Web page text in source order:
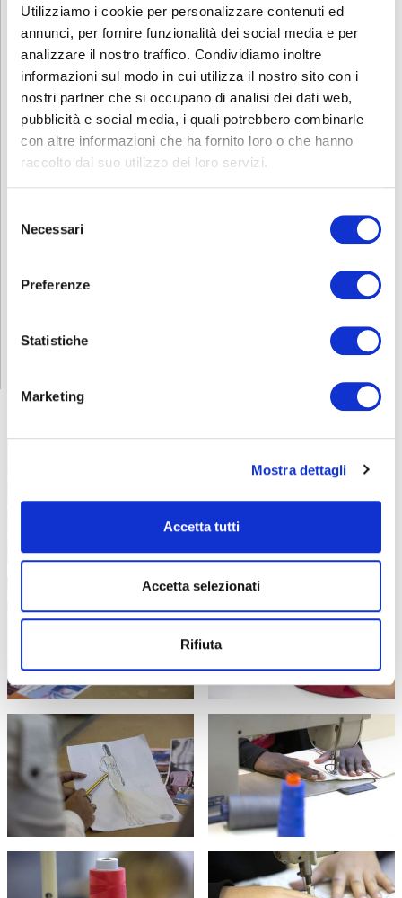
Utilizziamo i cookie per personalizzare contenuti ed
annunci, per fornire funzionalità dei social media e per
analizzare il nostro traffico. Condividiamo inoltre
informazioni sul modo in cui utilizza il nostro sito con i
nostri partner che si occupano di analisi dei dati web,
pubblicità e social media, i quali potrebbero combinarle
con altre informazioni che ha fornito loro o che hanno
raccolto dal suo utilizzo dei loro servizi.
delNecessari
Preferenze
Statistiche
Marketing
Mostra dettagli
Accetta tutti
Accetta selezionati
Rifiuta
Denominazione Corso per iscrizione
Operatore delle lavorazioni tessili
bergamo@abf.eu